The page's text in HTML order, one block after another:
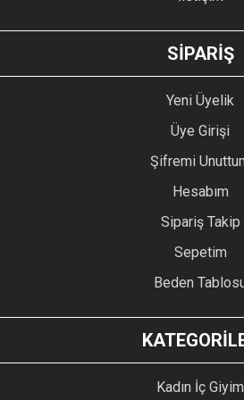
GÖNDER
SİPARİŞ
Yeni Üyelik
Üye Girişi
Şifremi
Hesabım
Sipariş Takip
Sepetim
Beden
Kadın İç Giyim